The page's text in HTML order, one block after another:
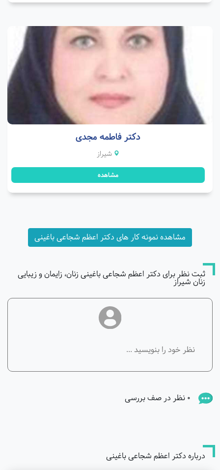
دکتر فاطمه مجدی
شیراز
مشاهده
مشاهده نمونه کار های دکتر اعظم شجاعی باغینی
ثبت نظر برای دکتر اعظم شجاعی باغینی زنان، زایمان و زیبایی
زنان شیراز
0 نظر در صف بررسی
درباره دکتر اعظم شجاعی باغینی